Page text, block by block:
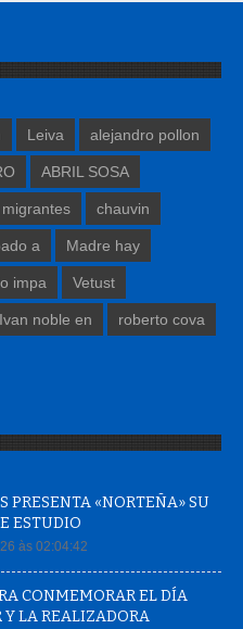
Leiva alejandro pollon
ABRIL SOSA
migrantes chauvin
a Madre hay
impa Vetust
Ivan noble en roberto cova
PRESENTA «NORTEÑA» SU
ESTUDIO
às 02:04:42
CONMEMORAR EL DÍA
Y LA REALIZADORA